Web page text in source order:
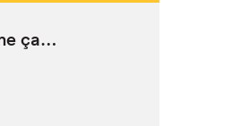
ça…